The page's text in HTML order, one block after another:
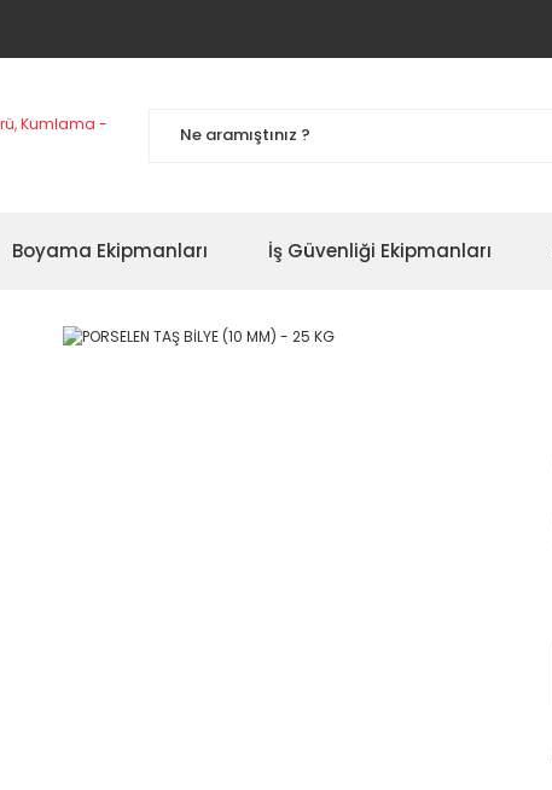
Boyama Ekipmanları İş Güvenliği Ekipmanları